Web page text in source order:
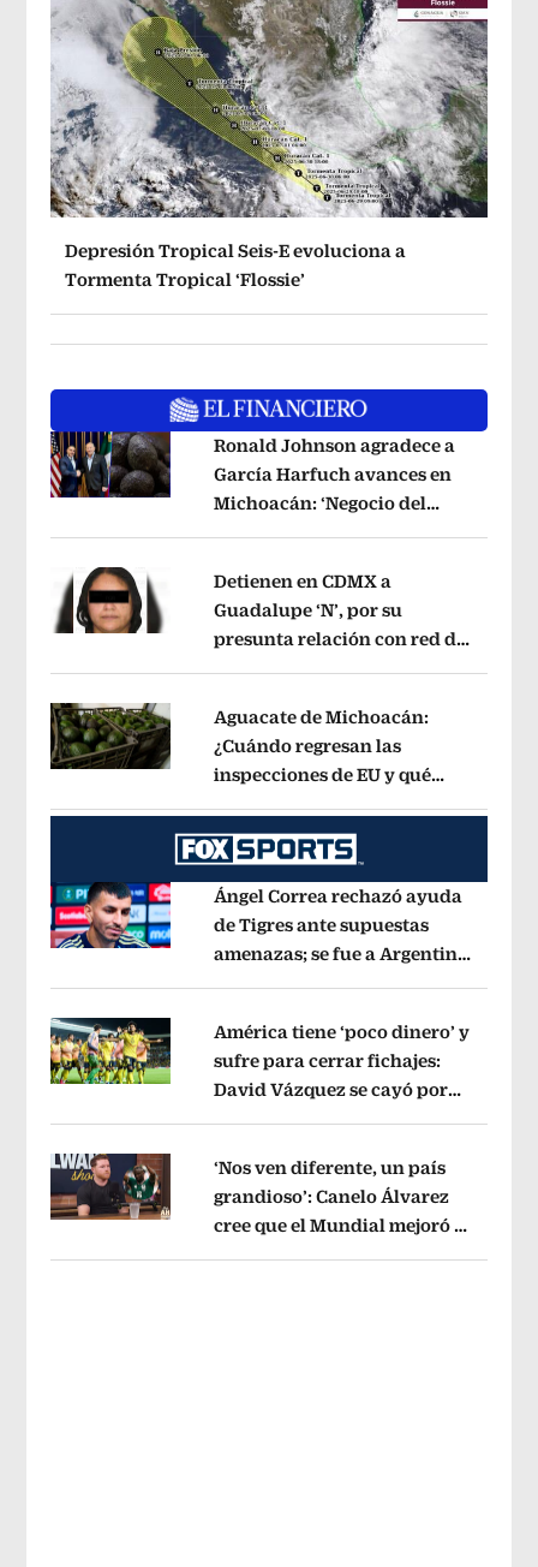
Depresión Tropical Seis-E evoluciona a
Tormenta Tropical ‘Flossie’
Opens in new window
Ronald Johnson agradece a
García Harfuch avances en
Michoacán: ‘Negocio del
Opens in new window
Detienen en CDMX a
Guadalupe ‘N’, por su
presunta relación con red de
Opens in new window
Aguacate de Michoacán:
¿Cuándo regresan las
inspecciones de EU y qué
Opens in new window
Ángel Correa rechazó ayuda
de Tigres ante supuestas
amenazas; se fue a Argentina
Opens in new window
América tiene ‘poco dinero’ y
sufre para cerrar fichajes:
David Vázquez se cayó por
Opens in new window
‘Nos ven diferente, un país
grandioso’: Canelo Álvarez
cree que el Mundial mejoró la